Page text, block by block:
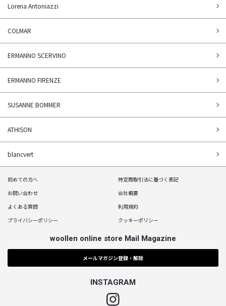
Lorena Antoniazzi
COLMAR
ERMANNO SCERVINO
ERMANNO FIRENZE
SUSANNE BOMMER
ATHISON
blancvert
初めての方へ
特定商取引法に基づく表記
お問い合わせ
会社概要
よくある質問
利用規約
プライバシーポリシー
クッキーポリシー
woollen online store Mail Magazine
メールマガジン登録・解除
INSTAGRAM